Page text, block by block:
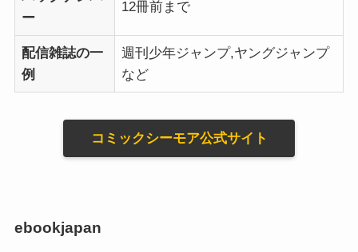
ー
12冊前まで
配信雑誌の一
例
週刊少年ジャンプ,ヤングジャンプ
など
コミックシーモア公式サイト
ebookjapan